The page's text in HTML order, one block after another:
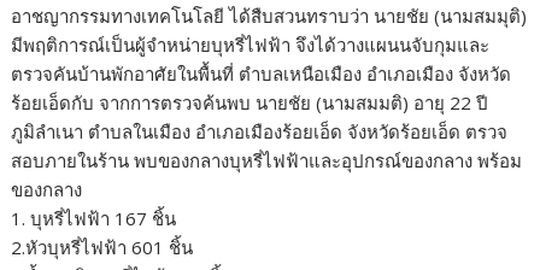
อาชญากรรมทางเทคโนโลยี ได้สืบสวนทราบว่า นายชัย (นามสมมุติ)
มีพฤติการณ์เป็นผู้จำหน่ายบุหรี่ไฟฟ้า จึงได้วางแผนนจับกุมและ
ตรวจคันบ้านพักอาศัยในพื้นที่ ตำบลเหนือเมือง อำเภอเมือง จังหวัด
ร้อยเอ็ดกับ จากการตรวจค้นพบ นายชัย (นามสมมติ) อายุ 22 ปี
ภูมิลำเนา ตำบลในเมือง อำเภอเมืองร้อยเอ็ด จังหวัดร้อยเอ็ด ตรวจ
สอบภายในร้าน พบของกลางบุหรี่ไฟฟ้าและอุปกรณ์ของกลาง พร้อม
ของกลาง
1. บุหรี่ไฟฟ้า 167 ชิ้น
2.หัวบุหรี่ไฟฟ้า 601 ชิ้น